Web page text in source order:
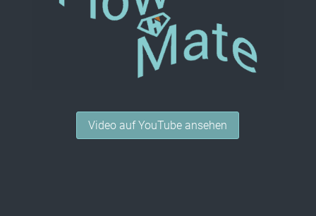
Video auf YouTube ansehen